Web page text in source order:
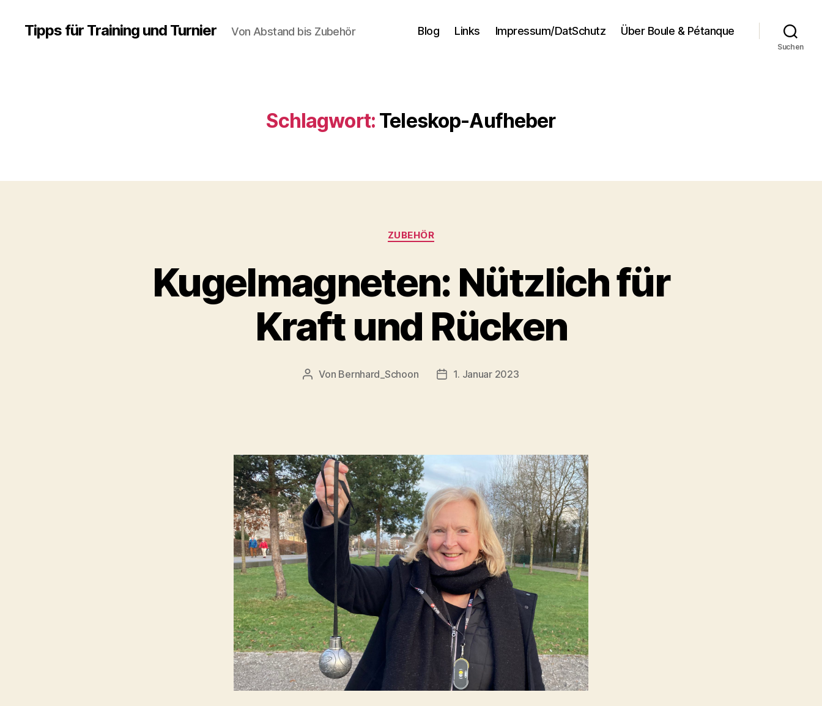
Tipps für Training und Turnier Von Abstand bis Zubehör Blog Links Impressum/DatSchutz Über Boule & Pétanque
Suchen
Schlagwort: Teleskop-Aufheber
Kategorien
ZUBEHÖR
Kugelmagneten: Nützlich für
Kraft und Rücken
Beitragsautor
Von Bernhard_Schoon Veröffentlichungsdatum
1. Januar 2023